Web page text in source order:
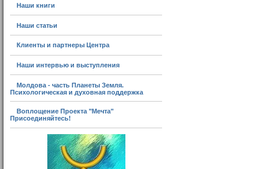
Наши книги
Наши статьи
Клиенты и партнеры Центра
Наши интервью и выступления
Молдова - часть Планеты Земля.
Психологическая и духовная поддержка
Воплощение Проекта "Мечта"
Присоединяйтесь!